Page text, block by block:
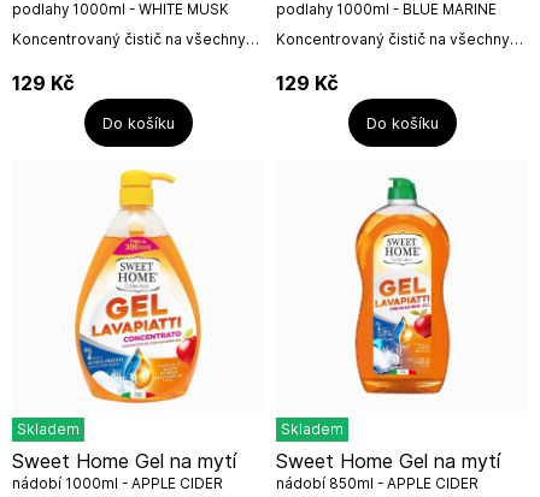
Koncentrovaný čistič na všechny
Muschio Bianco (White Musk) pro
Vaši provoněnou podlahu. Bez
oplachování,...
podlahy 1000ml - WHITE MUSK
129 Kč
Do košíku
Koncentrovaný čistič na všechny
Blue Marine pro Vaši provoněnou
podlahu. Bez oplachování,
nezanechává...
podlahy 1000ml - BLUE MARINE
129 Kč
Do košíku
Skladem
Sweet Home Gel na mytí
nádobí 1000ml - APPLE CIDER
Skladem
Sweet Home Gel na mytí
nádobí 850ml - APPLE CIDER